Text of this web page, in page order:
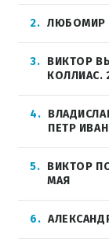
2 ЛЮБОМИР
3
ВИКТОР
КОЛЛИАС.
4
ПЕТР
5
ВИКТОР
МАЯ
6